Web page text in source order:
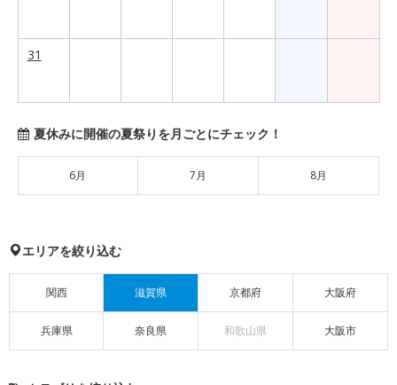
31
夏休みに開催の夏祭りを月ごとにチェック！
6月 7月 8月
エリアを絞り込む
関西 滋賀県 京都府 大阪府
兵庫県 奈良県 和歌山県 大阪市